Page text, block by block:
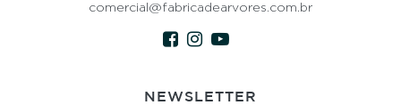
comercial@fabricadearvores.com.br
NEWSLETTER